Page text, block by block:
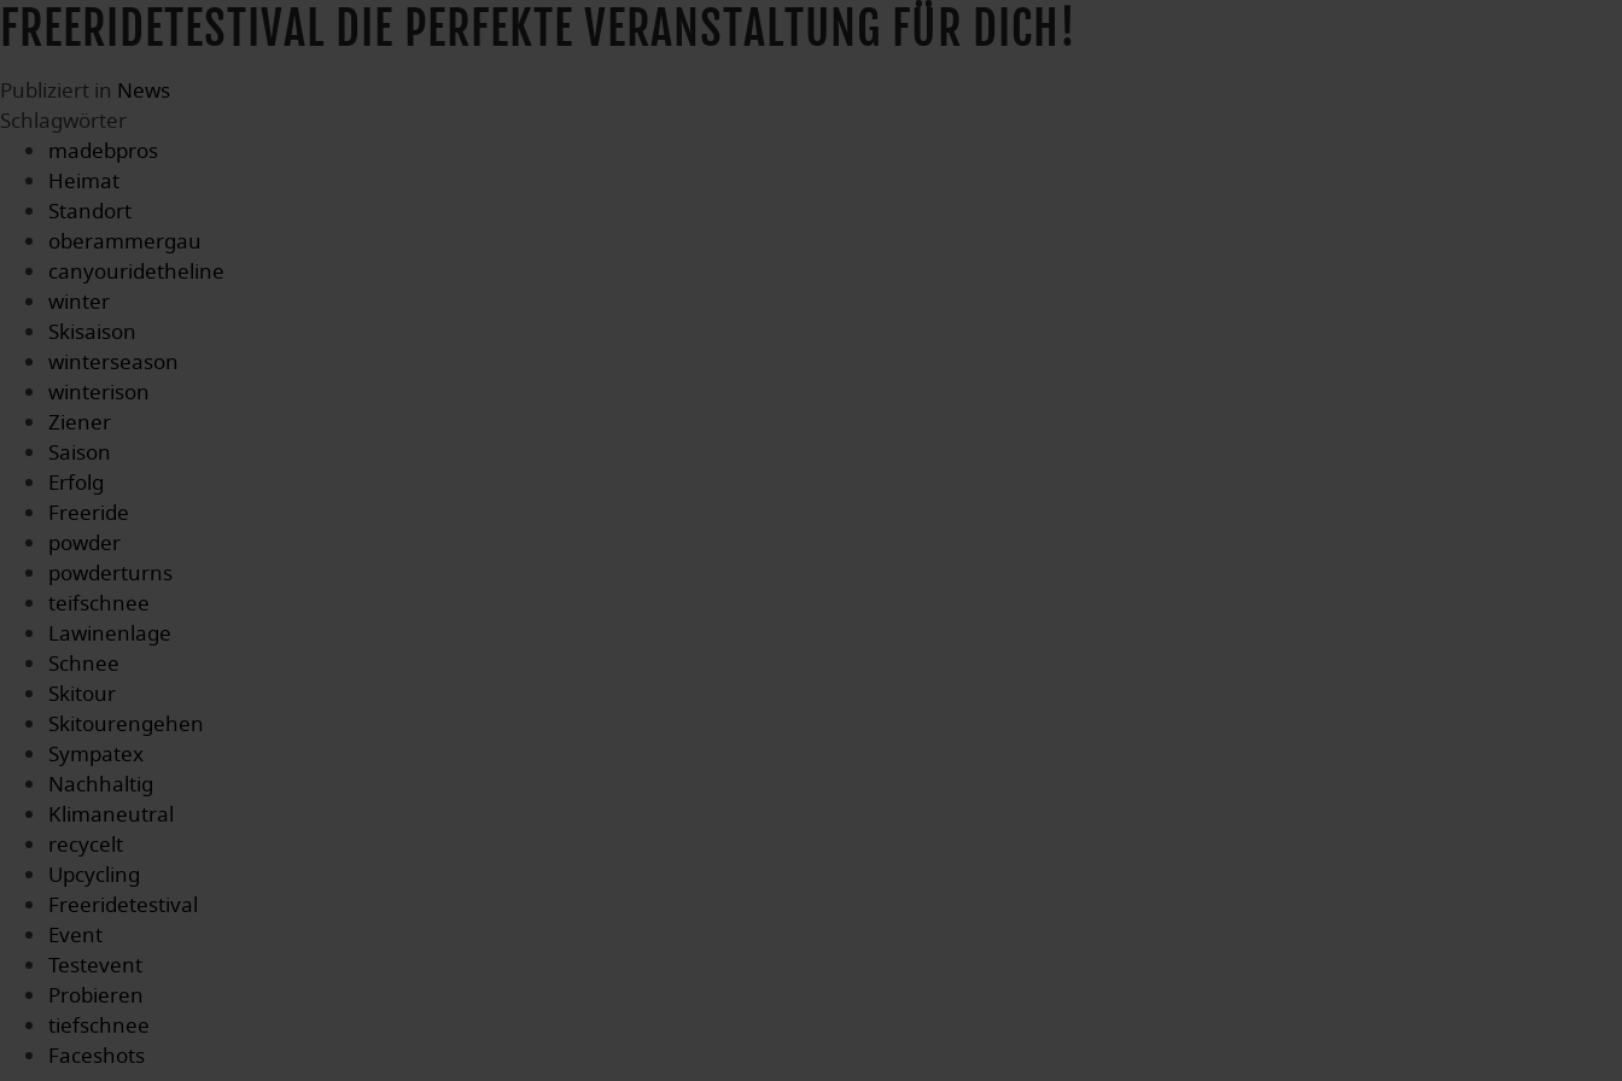
FREERIDETESTIVAL DIE PERFEKTE VERANSTALTUNG FÜR DICH!
Publiziert in News
Schlagwörter
madebpros
Heimat
Standort
oberammergau
canyouridetheline
winter
Skisaison
winterseason
winterison
Ziener
Saison
Erfolg
Freeride
powder
powderturns
teifschnee
Lawinenlage
Schnee
Skitour
Skitourengehen
Sympatex
Nachhaltig
Klimaneutral
recycelt
Upcycling
Freeridetestival
Event
Testevent
Probieren
tiefschnee
Faceshots